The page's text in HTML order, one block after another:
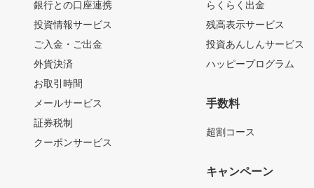
銀行との口座連携
投資情報サービス
ご入金・ご出金
外貨決済
お取引時間
メールサービス
証券税制
クーポンサービス
らくらく出金
残高表示サービス
投資あんしんサービス
ハッピープログラム
手数料
超割コース
キャンペーン